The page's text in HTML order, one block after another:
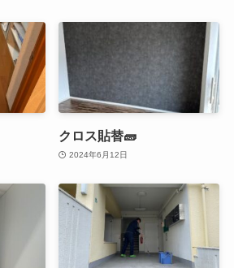
クロス貼替🧱
2024年6月12日